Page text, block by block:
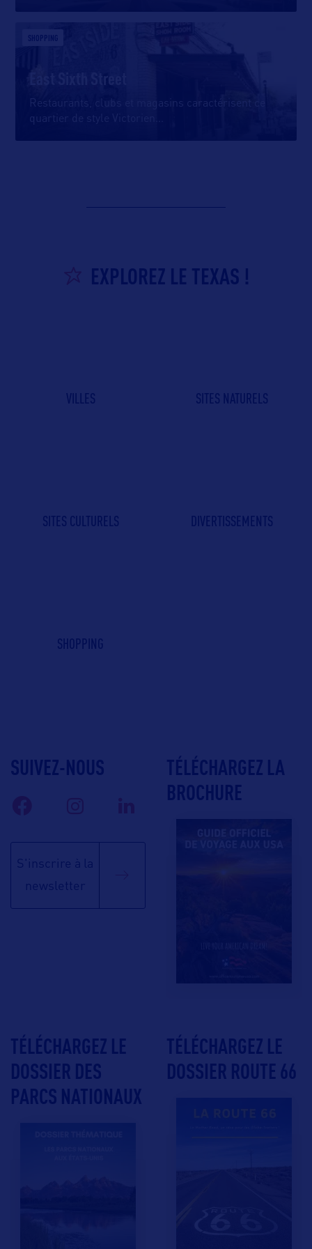
SHOPPING
East Sixth Street
Restaurants, clubs et magasins caractérisent ce
quartier de style Victorien
EXPLOREZ LE TEXAS !
VILLES SITES NATURELS
SITES CULTURELS DIVERTISSEMENTS
SHOPPING
SUIVEZ-NOUS
S'inscrire à la
newsletter
TÉLÉCHARGEZ LA
BROCHURE
TÉLÉCHARGEZ LE
DOSSIER DES
PARCS NATIONAUX
TÉLÉCHARGEZ LE
DOSSIER ROUTE 66